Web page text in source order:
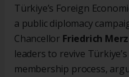
Türkiye’s Foreign
a public diplomacy
Chancellor Friedrich Merz
leaders to revive
membership process,